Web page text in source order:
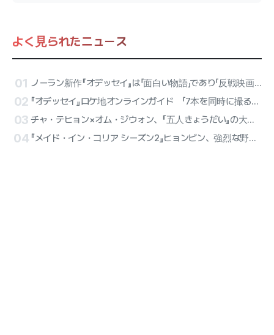
よく見られたニュース
01 ノーラン新作『オデッセイ』は「面白い物語」であり「反戦映画」 シネプレイ記者たちの評
02 『オデッセイ』ロケ地オンラインガイド 「7本を同時に撮る感覚」とマット・デイモン
03 チャ・テヒョン×オム・ジウォン、『五人きょうだい』の大家族夫婦！Netflix映画『復職警察』制作確定
04 『メイド・イン・コリア シーズン2』ヒョンビン、強烈な野望が爆発 『ペク・ギテ』のキャラクタースチル公開